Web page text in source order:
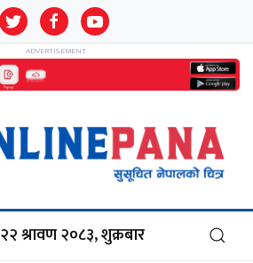
२२ श्रावण २०८३, शुक्रबार